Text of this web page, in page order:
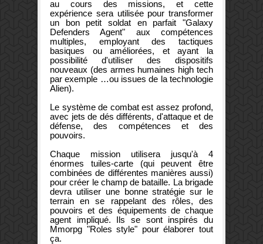
au cours des missions, et cette
expérience sera utilisée pour transformer
un bon petit soldat en parfait "Galaxy
Defenders Agent" aux compétences
multiples, employant des tactiques
basiques ou améliorées, et ayant la
possibilité d'utiliser des dispositifs
nouveaux (des armes humaines high tech
par exemple …ou issues de la technologie
Alien).
Le système de combat est assez profond,
avec jets de dés différents, d'attaque et de
défense, des compétences et des
pouvoirs.
Chaque mission utilisera jusqu'à 4
énormes tuiles-carte (qui peuvent être
combinées de différentes manières aussi)
pour créer le champ de bataille. La brigade
devra utiliser une bonne stratégie sur le
terrain en se rappelant des rôles, des
pouvoirs et des équipements de chaque
agent impliqué. Ils se sont inspirés du
Mmorpg "Roles style" pour élaborer tout
ça.